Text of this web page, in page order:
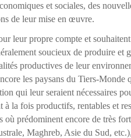
et sociales, des
de leur mise en œuvre.
leur propre compte et
soucieux de produire et
productives de leur
les paysans du Tiers-Monde
qui leur seraient nécessaires
la fois productifs, rentables et
où prédominent encore de très
Maghreb, Asie du Sud,